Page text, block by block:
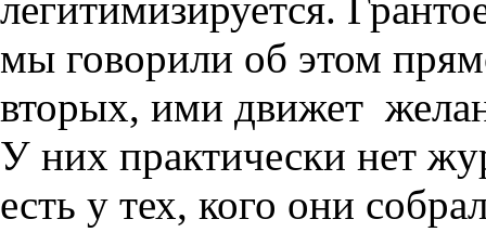
мы говорили об этом
вторых, ими движет
У них практически нет
есть у тех, кого они